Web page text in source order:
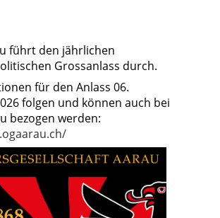
führt den jährlichen
Grossanlass durch.
für den Anlass 06.
folgen und können auch bei
bezogen werden: